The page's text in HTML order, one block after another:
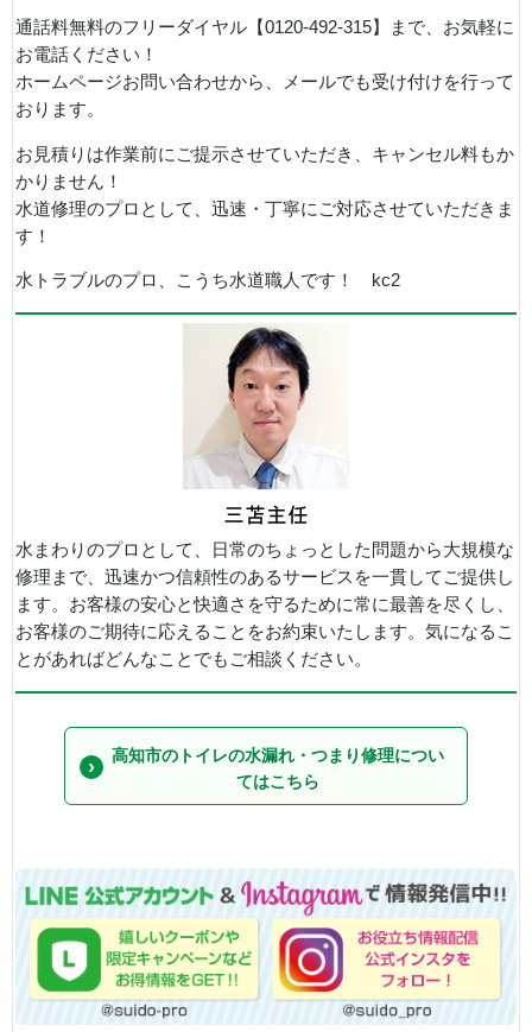
通話料無料のフリーダイヤル【0120-492-315】まで、お気軽に
お電話ください！
ホームページお問い合わせから、メールでも受け付けを行って
おります。
お見積りは作業前にご提示させていただき、キャンセル料もか
かりません！
水道修理のプロとして、迅速・丁寧にご対応させていただきま
す！
水トラブルのプロ、こうち水道職人です！ kc2
水まわりのプロとして、日常のちょっとした問題から大規模な
修理まで、迅速かつ信頼性のあるサービスを一貫してご提供し
ます。お客様の安心と快適さを守るために常に最善を尽くし、
お客様のご期待に応えることをお約束いたします。気になるこ
とがあればどんなことでもご相談ください。
高知市のトイレの水漏れ・つまり修理につい
てはこちら